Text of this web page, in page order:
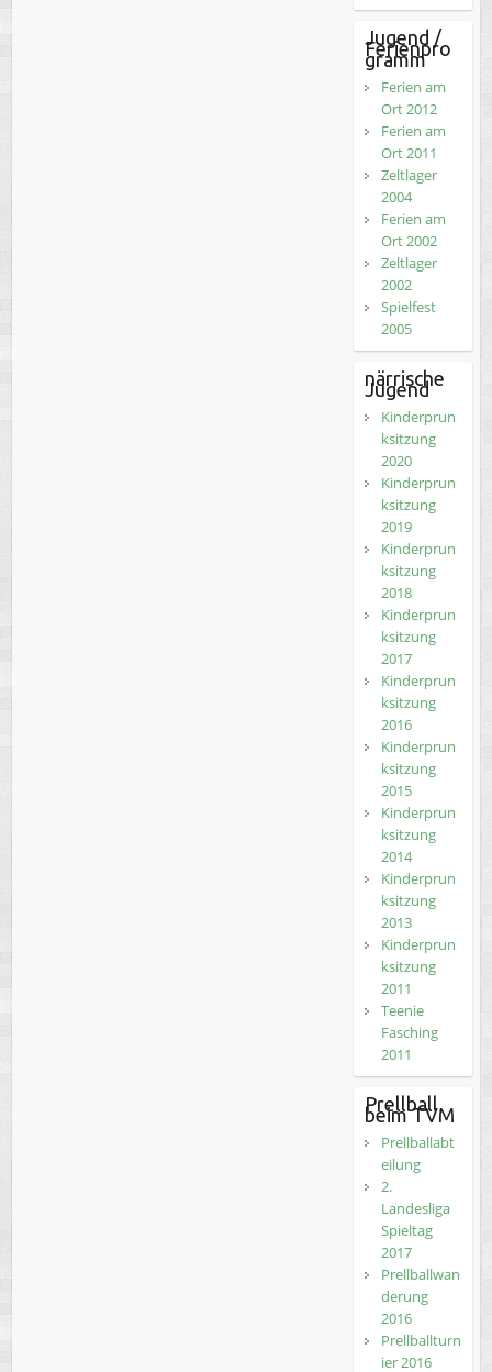
Jugend /
Ferienpro
gramm
Ferien am
Ort 2012
Ferien am
Ort 2011
Zeltlager
2004
Ferien am
Ort 2002
Zeltlager
2002
Spielfest
2005
närrische
Jugend
Kinderprun
ksitzung
2020
Kinderprun
ksitzung
2019
Kinderprun
ksitzung
2018
Kinderprun
ksitzung
2017
Kinderprun
ksitzung
2016
Kinderprun
ksitzung
2015
Kinderprun
ksitzung
2014
Kinderprun
ksitzung
2013
Kinderprun
ksitzung
2011
Teenie
Fasching
2011
Prellball
beim TVM
Prellballabt
eilung
2.
Landesliga
Spieltag
2017
Prellballwan
derung
2016
Prellballturn
ier 2016